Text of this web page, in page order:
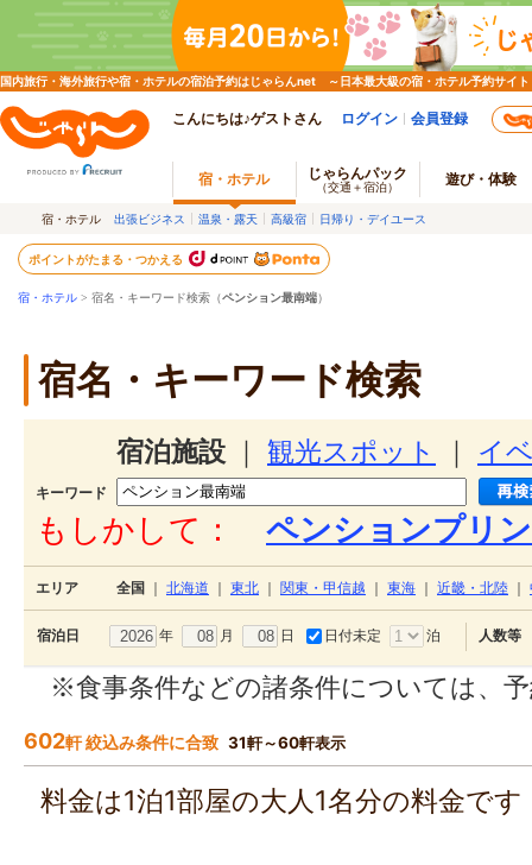
国内旅行・海外旅行や宿・ホテルの宿泊予約はじゃらんnet ～日本最大級の宿・ホテル予約サイト
こんにちは♪ゲストさん ログイン 会員登録
宿・ホテル じゃらんパック
（交通＋宿泊） 遊び・体験
宿・ホテル 出張ビジネス 温泉・露天 高級宿 日帰り・デイユース
ポイントがたまる・つかえる
宿・ホテル > 宿名・キーワード検索（ペンション最南端）
宿名・キーワード検索
宿泊施設 観光スポット イ
キーワード
もしかして： ペンションプリ
エリア 全国 北海道 東北 関東・甲信越 東海 近畿・北陸
宿泊日 年 月 日 日付未定 泊 人数等
※食事条件などの諸条件については、
602軒 絞込み条件に合致 31軒～60軒表示
料金は1泊1部屋の大人1名分の料金で